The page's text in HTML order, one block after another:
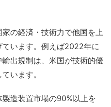
の経済・技術力で他国を上
います。例えば2022年に
出規制は、米国が技術的優
います。
造装置市場の90%以上を